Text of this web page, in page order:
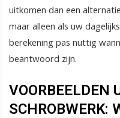
uitkomen dan een
maar alleen als uw
berekening pas nuttig
beantwoord zijn.
VOORBEELDEN
SCHROBWERK: